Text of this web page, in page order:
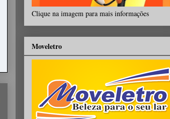
Clique na imagem para mais informações
Moveletro